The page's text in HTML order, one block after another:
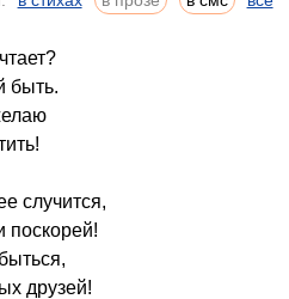
быть.
случится,
поскорей!
друзей!